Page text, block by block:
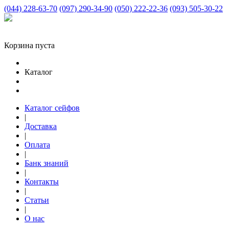
(044) 228-63-70 (097) 290-34-90 (050) 222-22-36 (093) 505-30-22
Корзина пуста
Каталог
Каталог сейфов
|
Доставка
|
Оплата
|
Банк знаний
|
Контакты
|
Статьи
|
О нас